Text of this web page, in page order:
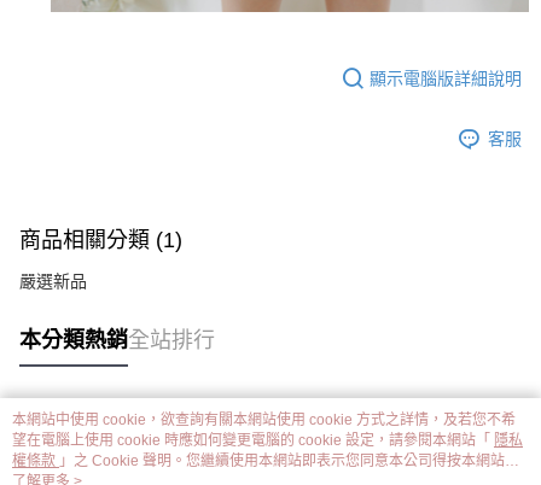
顯示電腦版詳細說明
客服
商品相關分類 (1)
嚴選新品
本分類熱銷全站排行
熱門標籤
本網站中使用 cookie，欲查詢有關本網站使用 cookie 方式之詳情，及若您不希
望在電腦上使用 cookie 時應如何變更電腦的 cookie 設定，請參閱本網站「 隱私
權條款 」之 Cookie 聲明。您繼續使用本網站即表示您同意本公司得按本網站使
用條款之 Cookie 聲明使用 cookie。
了解更多 >